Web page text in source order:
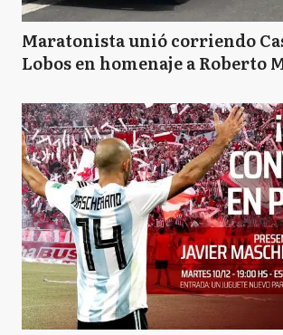
Maratonista unió corriendo
Lobos en homenaje a Roberto